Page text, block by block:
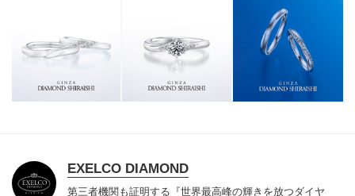
揃え、ふたりの「似合う」と「好き」を同時に叶えた満
足の選択ができる指輪をご提案しています。多くのお客
様にご満足いただけている、一生身に着けるための指輪
のクオリティや購入後のアフターサービスをぜひ一度店
頭でお確かめください。
EXELCO DIAMOND
第三者機関も証明する『世界最高峰の輝きを放つダイヤ